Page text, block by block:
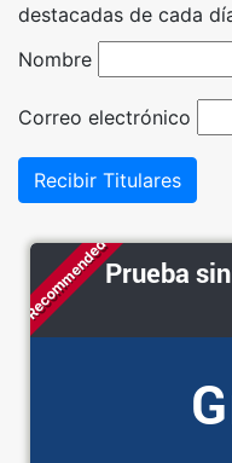
destacadas de cada
Nombre
Correo electrónico
Recibir Titulares
RecommendedPrueba